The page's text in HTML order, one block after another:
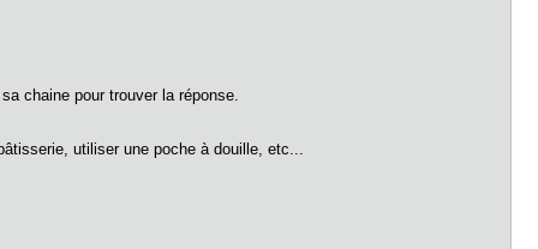
chaine pour trouver la réponse.
utiliser une poche à douille, etc...